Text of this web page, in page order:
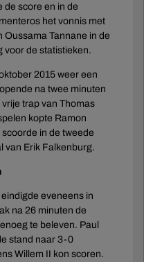
de score en in de
het vonnis met
Tannane in de
voor de statistieken.
2015 weer een
na twee minuten
trap van Thomas
kopte Ramon
in de tweede
van Erik Falkenburg.
eveneens in
na 26 minuten de
te beleven. Paul
stand naar 3-0
Willem II kon scoren.